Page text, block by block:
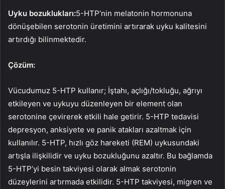
Uyku bozuklukları:5-HTP’nin melatonin hormonuna
dönüşebilen serotonin üretimini artırarak uyku kalitesini
artırdığı bilinmektedir.
Çözüm:
Vücudumuz 5-HTP kullanır; İştahı, açlığı/tokluğu, ağrıyı
etkileyen ve uykuyu düzenleyen bir element olan
serotonine çevirerek etkili hale getirir. 5-HTP tedavisi
depresyon, anksiyete ve panik atakları azaltmak için
kullanılır. 5-HTP, hızlı göz hareketi (REM) uykusundaki
artışla ilişkilidir ve uyku bozukluğunu azaltır. Bu bağlamda
5-HTP’yi besin takviyesi olarak almak serotonin
düzeylerini artırmada etkilidir. 5-HTP takviyesi, migren ve